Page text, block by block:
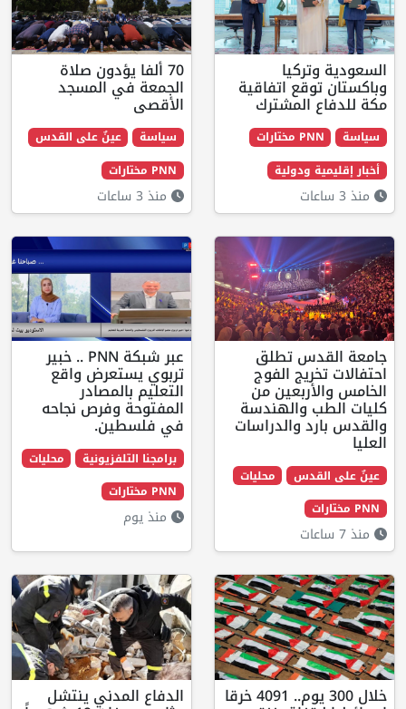
اتفاقية
70 ألفا يؤدون صلاة
الجمعة في المسجد
الأقصى
سياسة
عينٌ على القدس
PNN مختارات
تطلق
الفوج
من
محليات
عبر شبكة PNN .. خبير
تربوي يستعرض واقع
التعليم بالمصادر
المفتوحة وفرص نجاحه
في فلسطين.
محليات
PNN مختارات
خلال 300 يوم.. 4091 خرقا الدفاع المدني ينتشل